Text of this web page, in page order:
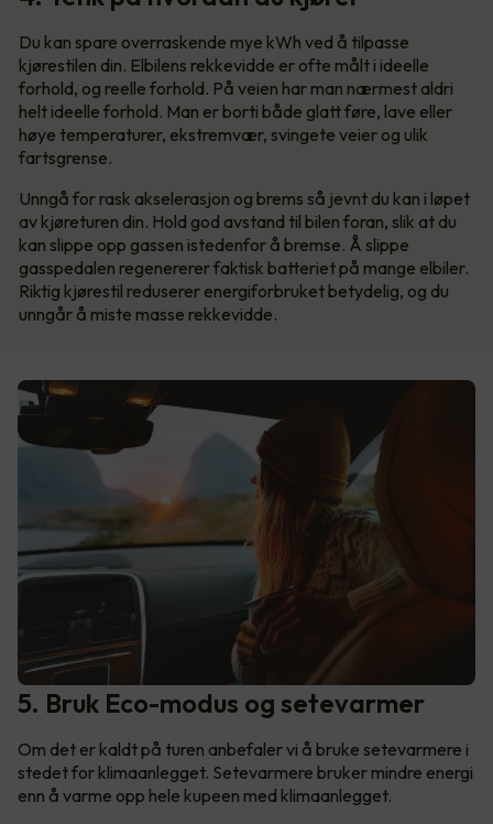
Du kan spare overraskende mye kWh ved å tilpasse
kjørestilen din. Elbilens rekkevidde er ofte målt i ideelle
forhold, og reelle forhold. På veien har man nærmest aldri
helt ideelle forhold. Man er borti både glatt føre, lave eller
høye temperaturer, ekstremvær, svingete veier og ulik
fartsgrense.
Unngå for rask akselerasjon og brems så jevnt du kan i løpet
av kjøreturen din. Hold god avstand til bilen foran, slik at du
kan slippe opp gassen istedenfor å bremse. Å slippe
gasspedalen regenererer faktisk batteriet på mange elbiler.
Riktig kjørestil reduserer energiforbruket betydelig, og du
unngår å miste masse rekkevidde.
5. Bruk Eco-modus og setevarmer
Om det er kaldt på turen anbefaler vi å bruke setevarmere i
stedet for klimaanlegget. Setevarmere bruker mindre energi
enn å varme opp hele kupeen med klimaanlegget.